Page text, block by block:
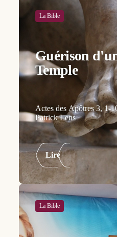
La Bible
Guérison
Temple
Actes des Apôtres 3, 1-
Patrick Lens
Lire
La Bible